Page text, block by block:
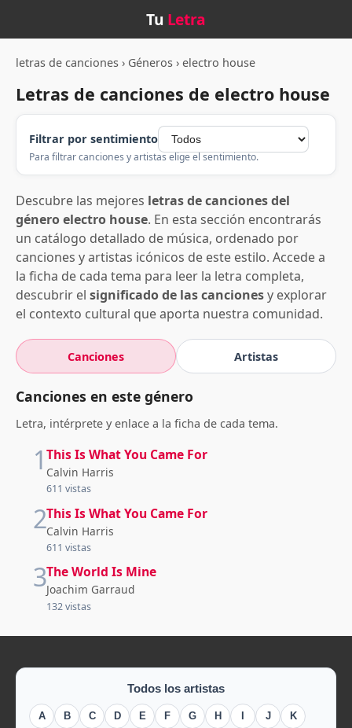
Tu Letra
letras de canciones › Géneros › electro house
Letras de canciones de electro house
Filtrar por sentimiento
Para filtrar canciones y artistas elige el sentimiento.
Descubre las mejores letras de canciones del
género electro house. En esta sección encontrarás
un catálogo detallado de música, ordenado por
canciones y artistas icónicos de este estilo. Accede a
la ficha de cada tema para leer la letra completa,
descubrir el significado de las cancionesy explorar
el contexto cultural que aporta nuestra comunidad.
Canciones Artistas
Canciones en este género
Letra, intérprete y enlace a la ficha de cada tema.
1This Is What You Came For
Calvin Harris
611 vistas
2This Is What You Came For
Calvin Harris
611 vistas
3The World Is Mine
Joachim Garraud
132 vistas
Todos los artistas
A B C D E F G H J K